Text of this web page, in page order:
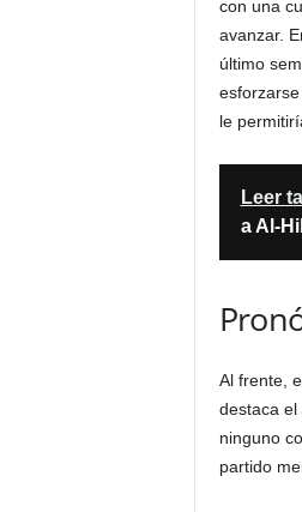
con una
avanzar.
último
le
Leer
a Al-
Al frente,
destaca el
ninguno
partido